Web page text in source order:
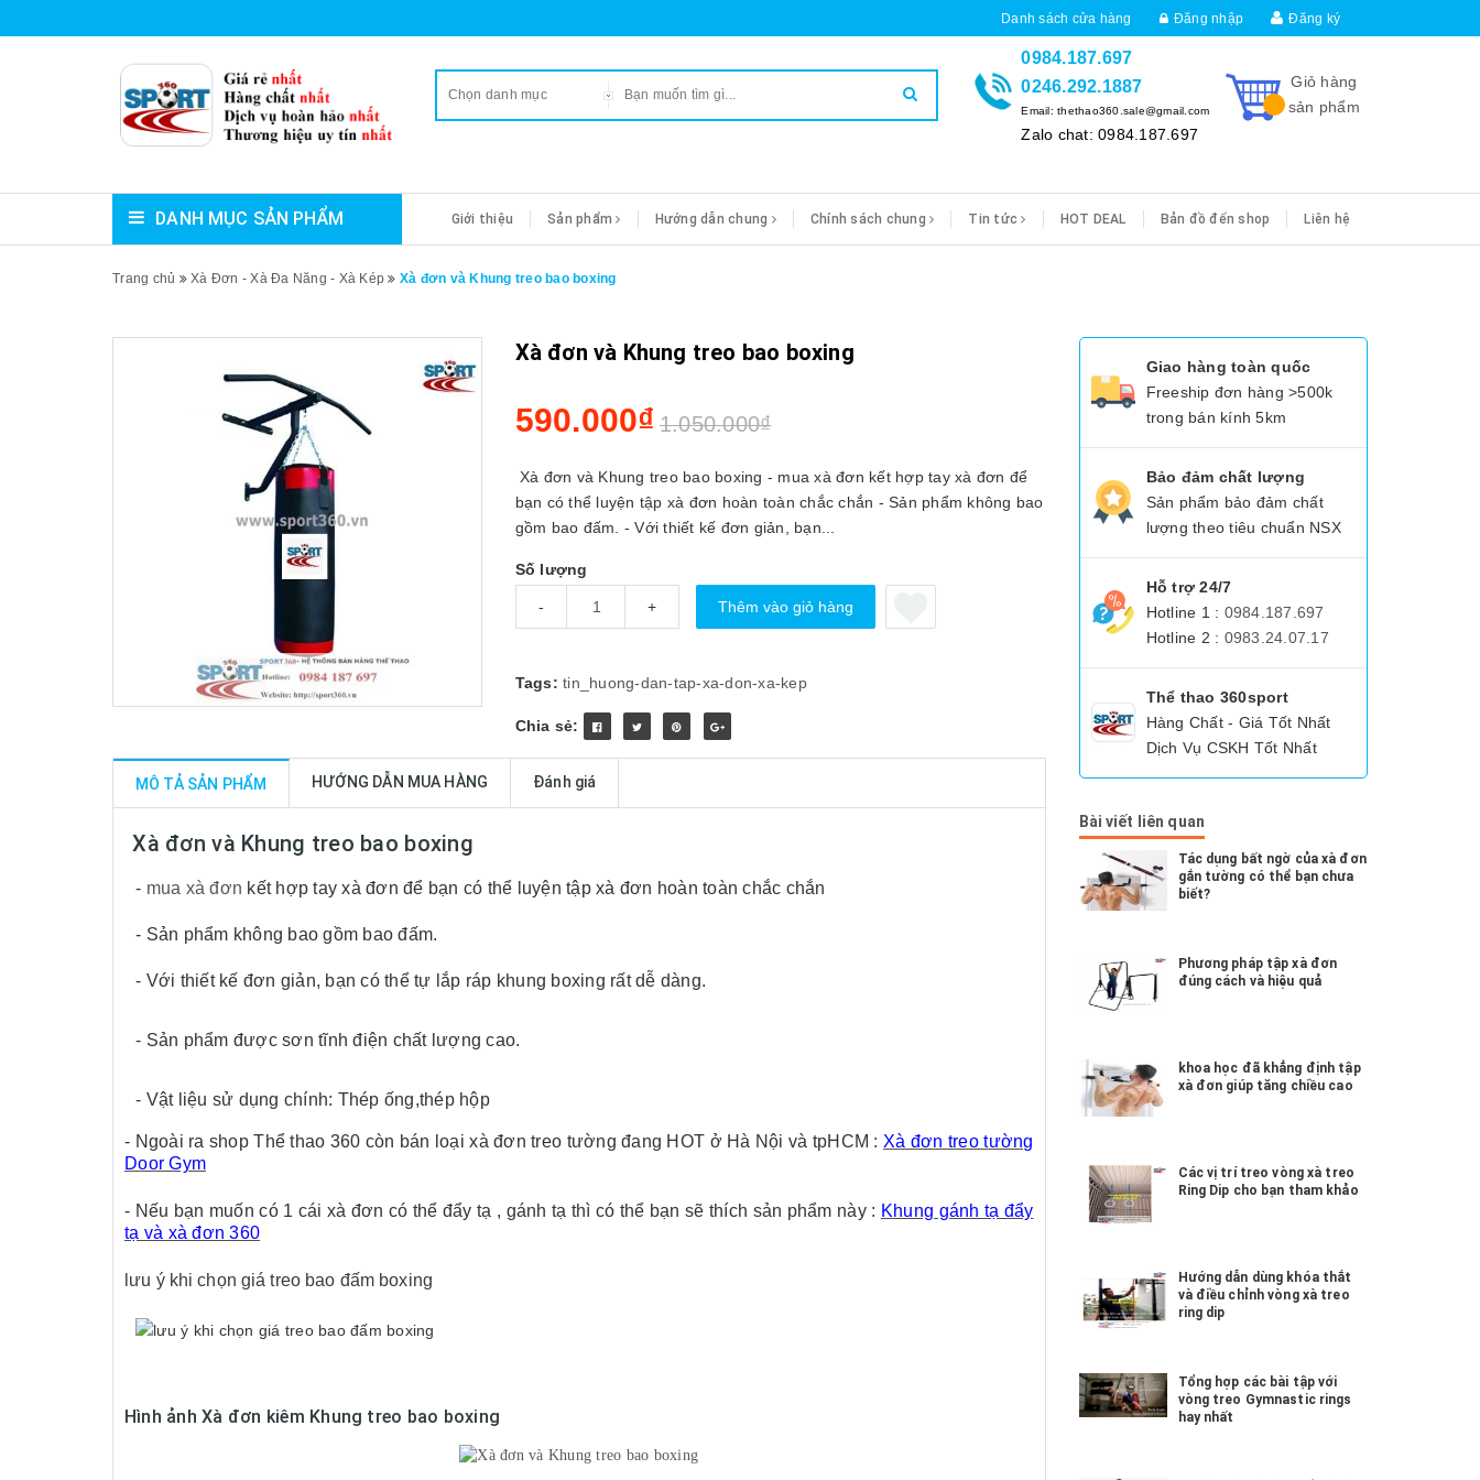
Danh sách cửa hàng Đăng nhập Đăng ký
Chọn danh mục
Giỏ hàng
sản phẩm
0984.187.697
0246.292.1887
Email: thethao360.sale@gmail.com
Zalo chat: 0984.187.697
DANH MỤC SẢN PHẨM Giới thiệu Sản phẩm Hướng dẫn chung Chính sách chung Tin tức HOT DEAL Bản đồ đến shop Liên hệ
Trang chủ Xà Đơn - Xà Đa Năng - Xà Kép Xà đơn và Khung treo bao boxing
Xà đơn và Khung treo bao boxing
590.000₫ 1.050.000₫
Xà đơn và Khung treo bao boxing - mua xà đơn kết hợp tay xà đơn để
bạn có thể luyện tập xà đơn hoàn toàn chắc chắn - Sản phẩm không bao
gồm bao đấm. - Với thiết kế đơn giản, bạn...
Số lượng
- + Thêm vào giỏ hàng
Tags:tin_huong-dan-tap-xa-don-xa-kep
Chia sẻ:
MÔ TẢ SẢN PHẨM HƯỚNG DẪN MUA HÀNG Đánh giá
Xà đơn và Khung treo bao boxing
- mua xà đơn kết hợp tay xà đơn để bạn có thể luyện tập xà đơn hoàn toàn chắc chắn
- Sản phẩm không bao gồm bao đấm.
- Với thiết kế đơn giản, bạn có thể tự lắp ráp khung boxing rất dễ dàng.
- Sản phẩm được sơn tĩnh điện chất lượng cao.
- Vật liệu sử dụng chính: Thép ống,thép hộp
- Ngoài ra shop Thể thao 360 còn bán loại xà đơn treo tường đang HOT ở Hà Nội và tpHCM : Xà đơn treo tường
Door Gym
- Nếu bạn muốn có 1 cái xà đơn có thể đẩy tạ , gánh tạ thì có thể bạn sẽ thích sản phẩm này : Khung gánh tạ đẩy
tạ và xà đơn 360
lưu ý khi chọn giá treo bao đấm boxing
Hình ảnh Xà đơn kiêm Khung treo bao boxing
Giao hàng toàn quốc
Freeship đơn hàng >500k
trong bán kính 5km
Bảo đảm chất lượng
Sản phẩm bảo đảm chất
lượng theo tiêu chuẩn NSX
Hỗ trợ 24/7
Hotline 1 : 0984.187.697
Hotline 2 : 0983.24.07.17
Thể thao 360sport
Hàng Chất - Giá Tốt Nhất
Dịch Vụ CSKH Tốt Nhất
Bài viết liên quan
Tác dụng bất ngờ của xà đơn
gắn tường có thể bạn chưa
biết?
Phương pháp tập xà đơn
đúng cách và hiệu quả
khoa học đã khẳng định tập
xà đơn giúp tăng chiều cao
Các vị trí treo vòng xà treo
Ring Dip cho bạn tham khảo
Hướng dẫn dùng khóa thắt
và điều chỉnh vòng xà treo
ring dip
Tổng hợp các bài tập với
vòng treo Gymnastic rings
hay nhất